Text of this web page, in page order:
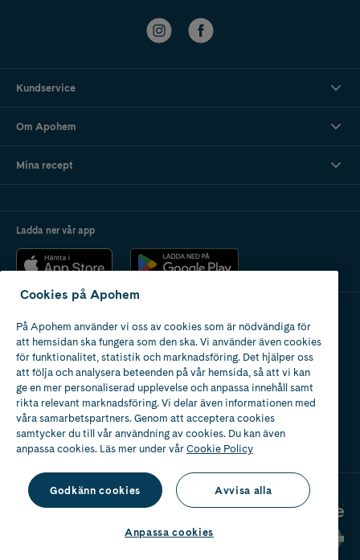
Kundservice
Om Apohem
Mina recept
Ladda ner vår app
Apotek med tillstånd
av Läkemedelsverket
2024
Cookies på Apohem
På Apohem använder vi oss av cookies som är nödvändiga för
att hemsidan ska fungera som den ska. Vi använder även cookies
för funktionalitet, statistik och marknadsföring. Det hjälper oss
att följa och analysera beteenden på vår hemsida, så att vi kan
ge en mer personaliserad upplevelse och anpassa innehåll samt
rikta relevant marknadsföring. Vi delar även informationen med
våra samarbetspartners. Genom att acceptera cookies
samtycker du till vår användning av cookies. Du kan även
anpassa cookies. Läs mer under vårCookie Policy
Godkänn cookies Avvisa alla
Anpassa cookies